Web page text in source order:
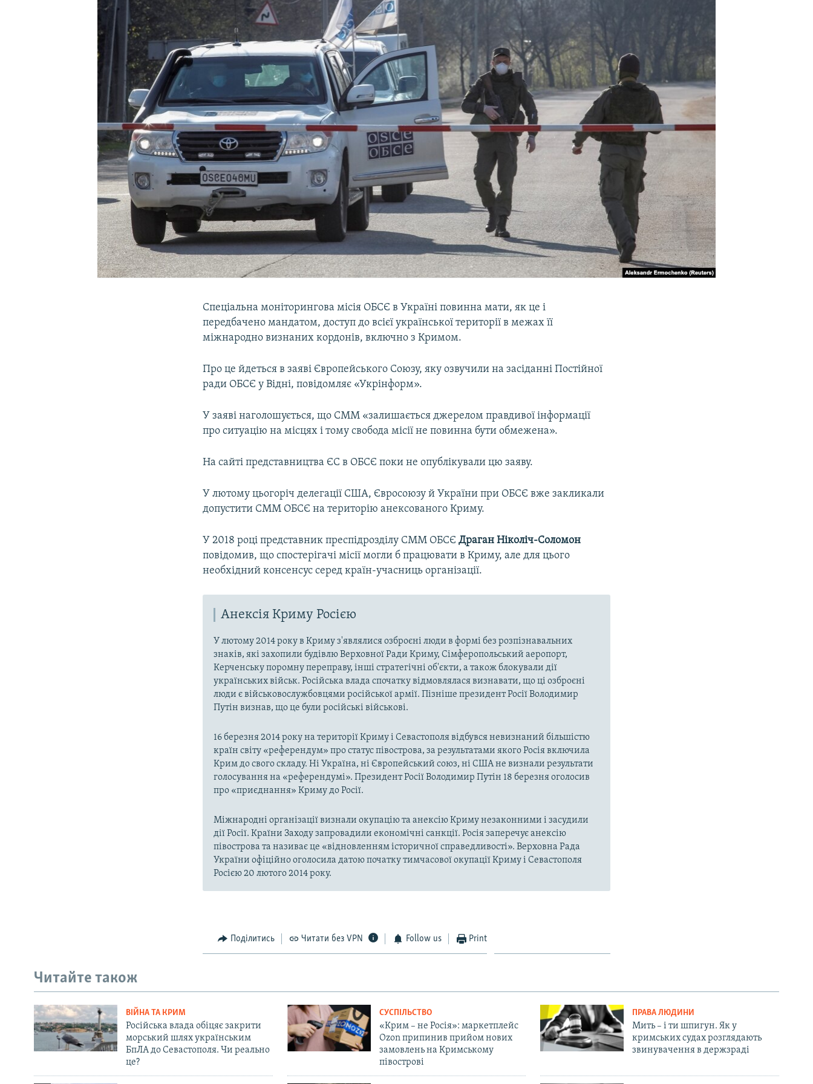
УКРАЇНСЬКА ПРОБЛЕМА КРИМУ
Спеціальна моніторингова місія ОБСЄ в Україні повинна мати, як це і
передбачено мандатом, доступ до всієї української території в межах її
міжнародно визнаних кордонів, включно з Кримом.
Про це йдеться в заяві Європейського Союзу, яку озвучили на засіданні Постійної
ради ОБСЄ у Відні, повідомляє «Укрінформ».
У заяві наголошується, що СМM «залишається джерелом правдивої інформації
про ситуацію на місцях і тому свобода місії не повинна бути обмежена».
На сайті представництва ЄС в ОБСЄ поки не опублікували цю заяву.
У лютому цьогоріч делегації США, Євросоюзу й України при ОБСЄ вже закликали
допустити СММ ОБСЄ на територію анексованого Криму.
У 2018 році представник преспідрозділу СММ ОБСЄДраган Ніколіч-Соломон
повідомив, що спостерігачі місії могли б працювати в Криму, але для цього
необхідний консенсус серед країн-учасниць організації.
Анексія Криму Росією
У лютому 2014 року в Криму з'являлися озброєні люди в формі без розпізнавальних
знаків, які захопили будівлю Верховної Ради Криму, Сімферопольський аеропорт,
Керченську поромну переправу, інші стратегічні об'єкти, а також блокували дії
українських військ. Російська влада спочатку відмовлялася визнавати, що ці озброєні
люди є військовослужбовцями російської армії. Пізніше президент Росії Володимир
Путін визнав, що це були російські військові.
16 березня 2014 року на території Криму і Севастополя відбувся невизнаний більшістю
країн світу «референдум» про статус півострова, за результатами якого Росія включила
Крим до свого складу. Ні Україна, ні Європейський союз, ні США не визнали результати
голосування на «референдумі». Президент Росії Володимир Путін 18 березня оголосив
про «приєднання» Криму до Росії.
Міжнародні організації визнали окупацію та анексію Криму незаконними і засудили
дії Росії. Країни Заходу запровадили економічні санкції. Росія заперечує анексію
півострова та називає це «відновленням історичної справедливості». Верховна Рада
України офіційно оголосила датою початку тимчасової окупації Криму і Севастополя
Росією 20 лютого 2014 року.
Поділитись Читати без VPN Follow us Print
Читайте також
ВІЙНА ТА КРИМ
Російська влада обіцяє закрити
морський шлях українським
БпЛА до Севастополя. Чи реально
це?
СУСПІЛЬСТВО
«Крим – не Росія»: маркетплейс
Ozon припинив прийом нових
замовлень на Кримському
півострові
ПРАВА ЛЮДИНИ
Мить – і ти шпигун. Як у
кримських судах розглядають
звинувачення в держзраді